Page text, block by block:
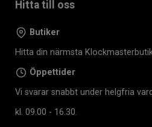
Hitta till oss
Butiker
Hitta din närmsta
Öppettider
Vi svarar snabbt under helgfria
kl. 09.00 - 16.30.